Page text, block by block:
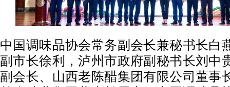
中国调味品协会常务副会长兼秘书长白
副市长徐利，泸州市政府副秘书长刘中
副会长、山西老陈醋集团有限公司董事